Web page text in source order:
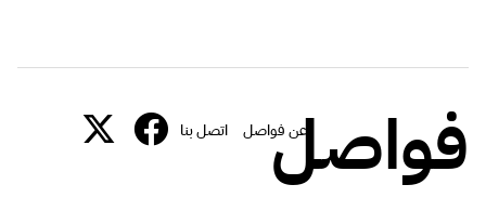
فواصل
عن فواصل اتصل بنا